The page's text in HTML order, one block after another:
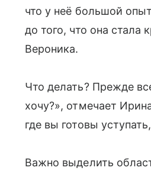
что у неё большой
до того, что она
Вероника.
Что делать? Прежде
хочу?», отмечает
где вы готовы
Важно выделить